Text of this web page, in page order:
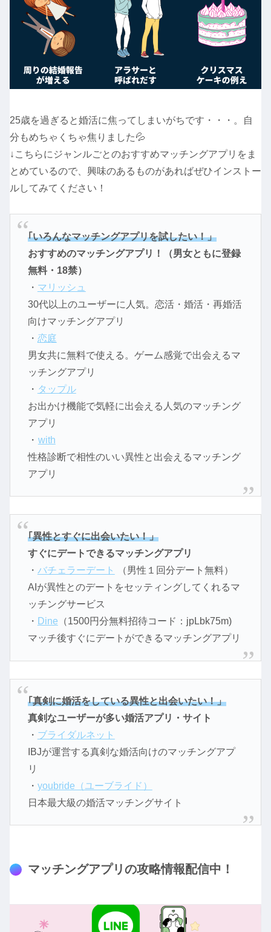
25歳を過ぎると婚活に焦ってしまいがちです・・・。自
分もめちゃくちゃ焦りました💦
↓こちらにジャンルごとのおすすめマッチングアプリをま
とめているので、興味のあるものがあればぜひインストー
ルしてみてください！
｢いろんなマッチングアプリを試したい！」
おすすめのマッチングアプリ！（男女ともに登録
無料・18禁）
・ マリッシュ
30代以上のユーザーに人気。恋活・婚活・再婚活
向けマッチングアプリ
・ 恋庭
男女共に無料で使える。ゲーム感覚で出会えるマ
ッチングアプリ
・ タップル
お出かけ機能で気軽に出会える人気のマッチング
アプリ
・ with
性格診断で相性のいい異性と出会えるマッチング
アプリ
｢異性とすぐに出会いたい！」
すぐにデートできるマッチングアプリ
・ バチェラーデート
（男性１回分デート無料）
AIが異性とのデートをセッティングしてくれるマ
ッチングサービス
・ Dine （1500円分無料招待コード：jpLbk75m)
マッチ後すぐにデートができるマッチングアプリ
｢真剣に婚活をしている異性と出会いたい！」
真剣なユーザーが多い婚活アプリ・サイト
・ ブライダルネット
IBJが運営する真剣な婚活向けのマッチングアプ
リ
・ youbride（ユーブライド）
日本最大級の婚活マッチングサイト
マッチングアプリの攻略情報配信中！